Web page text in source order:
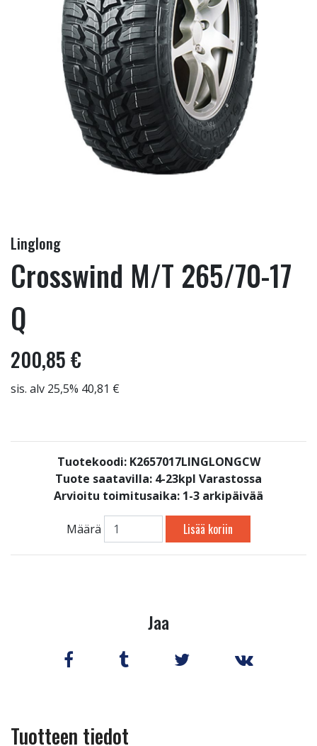
Linglong
Crosswind M/T 265/70-17
Q
200,85 €
sis. alv 25,5% 40,81 €
Tuotekoodi: K2657017LINGLONGCW
Tuote saatavilla: 4-23kpl Varastossa
Arvioitu toimitusaika: 1-3 arkipäivää
Määrä Lisää koriin
Jaa
Tuotteen tiedot